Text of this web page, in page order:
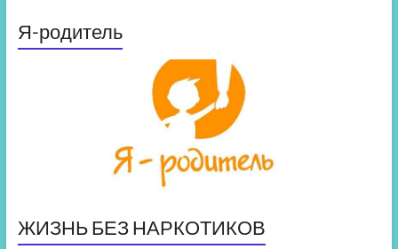
Я-родитель
ЖИЗНЬ БЕЗ НАРКОТИКОВ